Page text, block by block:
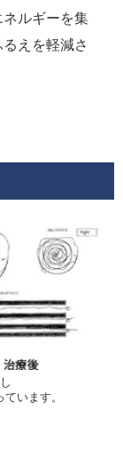
ルギーを集
えを軽減さ
います。